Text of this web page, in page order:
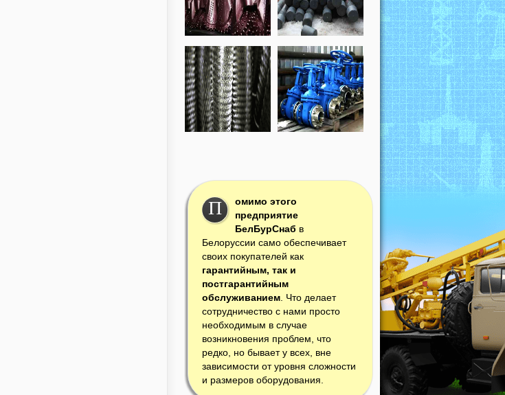
П
омимо этого
предприятие
БелБурСнаб в
Белоруссии само обеспечивает
своих покупателей как
гарантийным, так и
постгарантийным
обслуживанием. Что делает
сотрудничество с нами просто
необходимым в случае
возникновения проблем, что
редко, но бывает у всех, вне
зависимости от уровня сложности
и размеров оборудования.